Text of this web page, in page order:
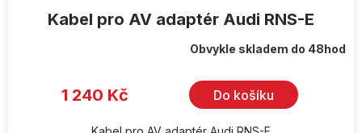
Kabel pro AV adaptér Audi RNS-E
Obvykle skladem do 48hod
1 240 Kč Do košíku